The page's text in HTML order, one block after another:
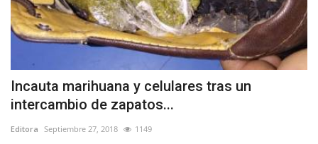
Incauta marihuana y celulares tras un
intercambio de zapatos...
Editora Septiembre 27, 2018 1149